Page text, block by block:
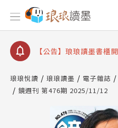
【公告】琅琅讀墨數位
【公告】琅琅讀墨書櫃
【公告】琅琅讀墨 3 分
請圖文教學
查詢
【公告】因 Readmoo
停部分閱讀服務
琅琅悅讀 琅琅讀墨 電子雜誌
鏡週刊 第476期 2025/11/12